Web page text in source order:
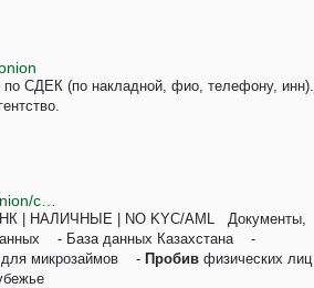
по СДЕК (по накладной, фио, телефону, инн).
| НАЛИЧНЫЕ | NO KYC/AML Документы,
- База данных Казахстана -
для микрозаймов - Пробив физических лиц